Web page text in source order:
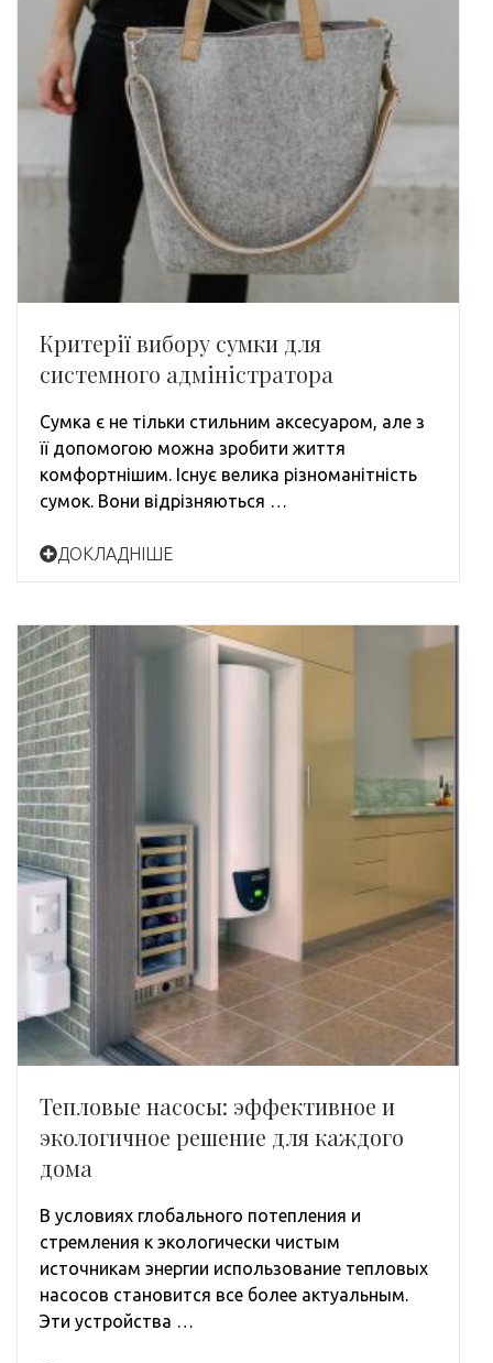
Критерії вибору сумки для
системного адміністратора
Сумка є не тільки стильним аксесуаром, але з
її допомогою можна зробити життя
комфортнішим. Існує велика різноманітність
сумок. Вони відрізняються …
ДОКЛАДНІШЕ
Тепловые насосы: эффективное и
экологичное решение для каждого
дома
В условиях глобального потепления и
стремления к экологически чистым
источникам энергии использование тепловых
насосов становится все более актуальным.
Эти устройства …